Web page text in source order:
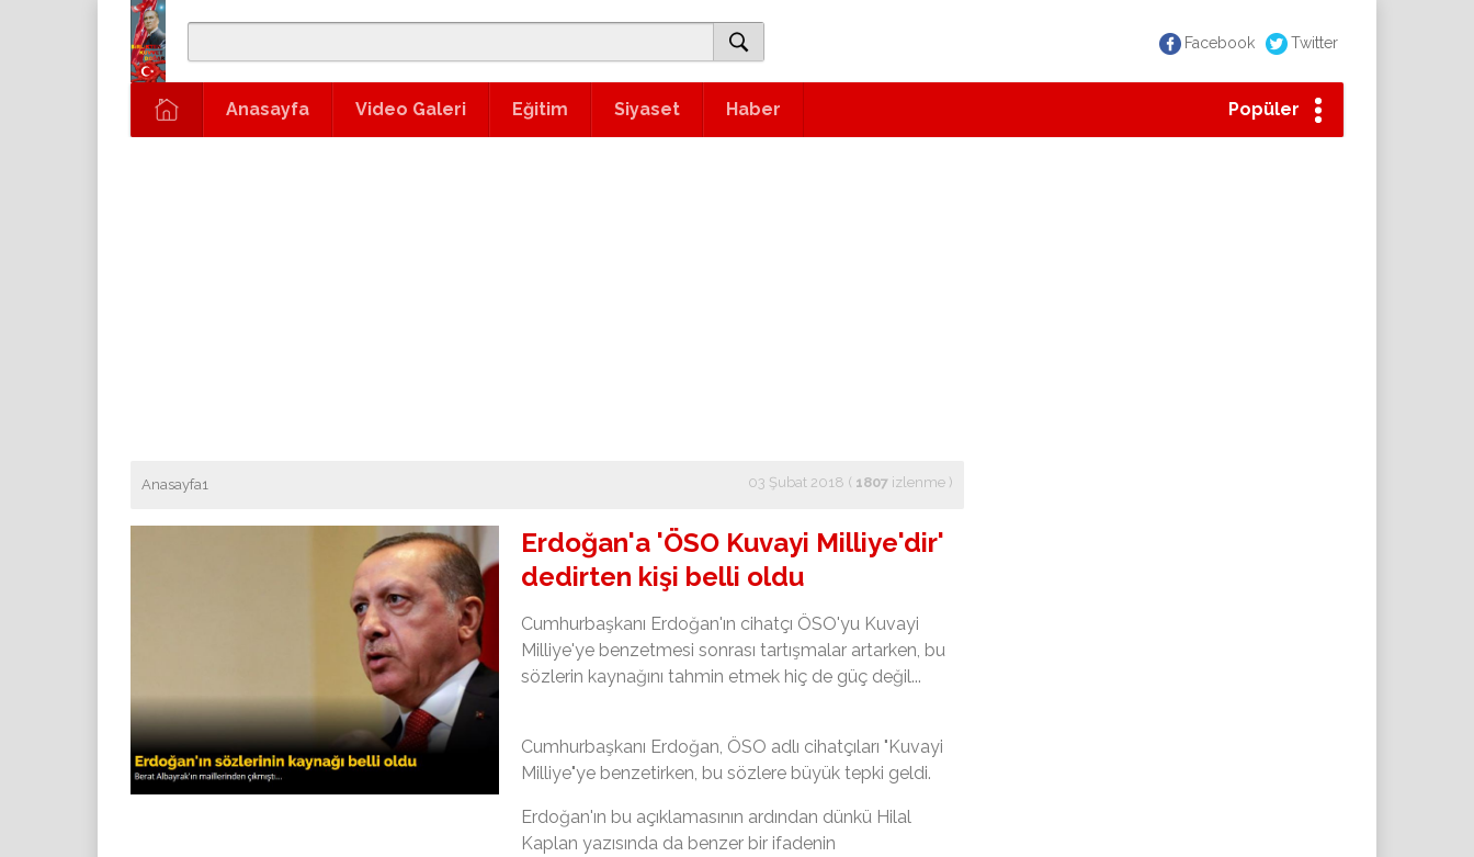
Facebook Twitter
Anasayfa Video Galeri Eğitim Siyaset Haber Popüler
Anasayfa1 03 Şubat 2018 ( 1807 izlenme )
Erdoğan'a 'ÖSO Kuvayi Milliye'dir'
dedirten kişi belli oldu
Cumhurbaşkanı Erdoğan'ın cihatçı ÖSO'yu Kuvayi
Milliye'ye benzetmesi sonrası tartışmalar artarken, bu
sözlerin kaynağını tahmin etmek hiç de güç değil...
Cumhurbaşkanı Erdoğan, ÖSO adlı cihatçıları "Kuvayi
Milliye"ye benzetirken, bu sözlere büyük tepki geldi.
Erdoğan'ın bu açıklamasının ardından dünkü Hilal
Kaplan yazısında da benzer bir ifadenin